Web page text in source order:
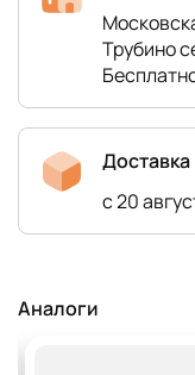
Трубино
Доставка
с 20
Аналоги